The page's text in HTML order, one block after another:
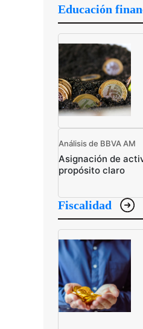
Educación
Análisis de BBVA AM
Asignación de
propósito claro
Fiscalidad